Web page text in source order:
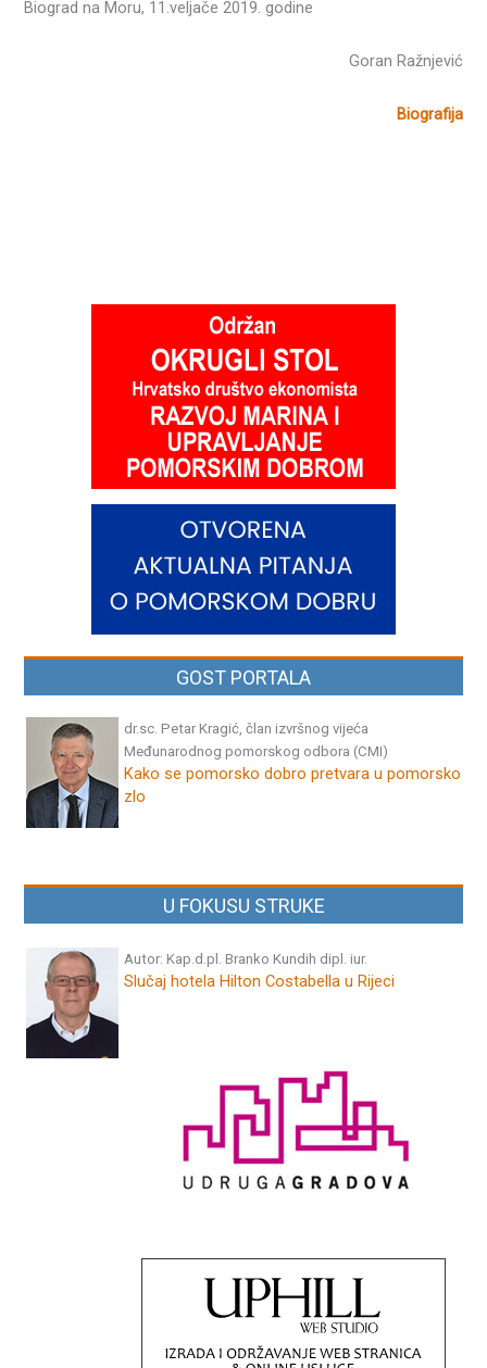
Biograd na Moru, 11.veljače 2019. godine
Goran Ražnjević
Biografija
GOST PORTALA
dr.sc. Petar Kragić, član izvršnog vijeća
Međunarodnog pomorskog odbora (CMI)
Kako se pomorsko dobro pretvara u pomorsko
zlo
U FOKUSU STRUKE
Autor: Kap.d.pl. Branko Kundih dipl. iur.
Slučaj hotela Hilton Costabella u Rijeci